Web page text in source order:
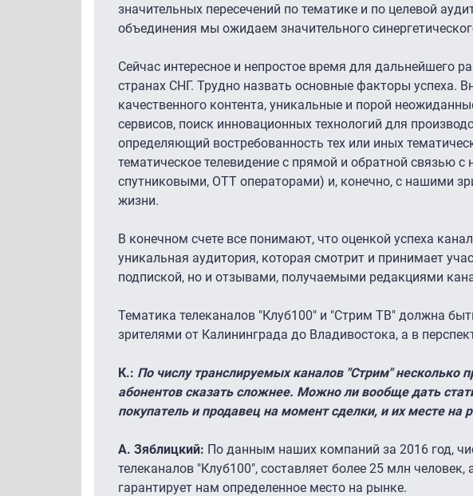
значительных пересечений по тематике и по целевой
объединения мы ожидаем значительного
Сейчас интересное и непростое время для дальнейшего
странах СНГ. Трудно назвать основные факторы успеха.
качественного контента, уникальные и порой
сервисов, поиск инновационных технологий для
определяющий востребованность тех или иных
тематическое телевидение с прямой и обратной связью
спутниковыми, OTT операторами) и, конечно, с нашими
жизни.
В конечном счете все понимают, что оценкой успеха
уникальная аудитория, которая смотрит и принимает
подпиской, но и отзывами, получаемыми редакциями
Тематика телеканалов "Клуб100" и "Стрим ТВ" должна
зрителями от Калининграда до Владивостока, а в
К.: По числу транслируемых каналов "Стрим" несколько
абонентов сказать сложнее. Можно ли вообще дать
покупатель и продавец на момент сделки, и их месте на
А. Зяблицкий: По данным наших компаний за 2016 год,
телеканалов "Клуб100", составляет более 25 млн
гарантирует нам определенное место на рынке.